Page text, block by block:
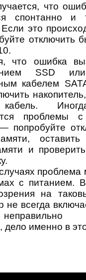
что
спонтанно
Если это
отключить
что ошибка
SSD
кабелем
проблемы с
попробуйте
и
проблема
с питанием.
на
не всегда
дело именно в